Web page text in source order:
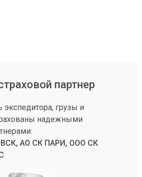
партнер
экспедитора, грузы и
надежными
ВСК, АО СК ПАРИ, ООО СК